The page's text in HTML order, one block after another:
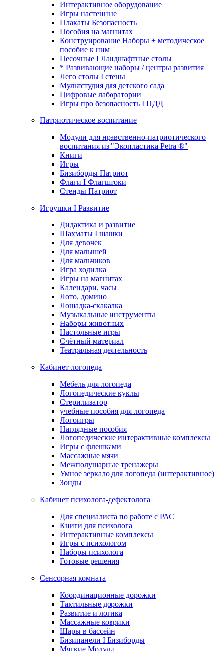
Интерактивное оборудование
Игры настенные
Плакаты Безопасность
Пособия на магнитах
Конструирование Наборы + методическое
пособие к ним
Песочные I Ландшафтные столы
* Развивающие наборы / центры развития
Лего столы I стены
Мультстудия для детского сада
Цифровые лаборатории
Игры про безопасность I ПДД
Патриотическое воспитание
Модули для нравственно-патриотического
воспитания из "Экопластика Petra ®"
Книги
Игры
Бизиборды Патриот
Флаги I Флагштоки
Стенды Патриот
Игрушки I Развитие
Дидактика и развитие
Шахматы I шашки
Для девочек
Для малышей
Для мальчиков
Игра ходилка
Игры на магнитах
Календари, часы
Лото, домино
Лошадка-скакалка
Музыкальные инструменты
Наборы животных
Настольные игры
Счётный материал
Театральная деятельность
Кабинет логопеда
Мебель для логопеда
Логопедические куклы
Стерилизатор
учебные пособия для логопеда
Логоигры
Наглядные пособия
Логопедические интерактивные комплексы
Игры с флешками
Массажные мячи
Межполушарные тренажеры
Умное зеркало для логопеда (интерактивное)
Зонды
Кабинет психолога-дефектолога
Для специалиста по работе с РАС
Книги для психолога
Интерактивные комплексы
Игры с психологом
Наборы психолога
Готовые решения
Сенсорная комната
Координационные дорожки
Тактильные дорожки
Развитие и логика
Массажные коврики
Шары в бассейн
Бизипанели I Бизиборды
Мягкие Модули